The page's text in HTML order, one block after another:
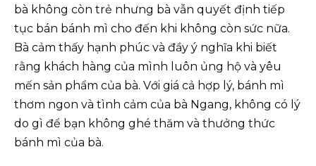
bà không còn trẻ nhưng bà vẫn quyết định tiếp
tục bán bánh mì cho đến khi không còn sức nữa.
Bà cảm thấy hạnh phúc và đầy ý nghĩa khi biết
rằng khách hàng của mình luôn ủng hộ và yêu
mến sản phẩm của bà. Với giá cả hợp lý, bánh mì
thơm ngon và tình cảm của bà Ngang, không có lý
do gì để bạn không ghé thăm và thưởng thức
bánh mì của bà.